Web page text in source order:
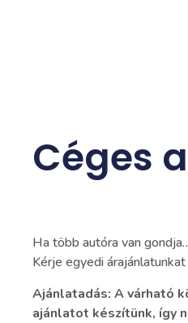
Céges
Ha több autóra van
Kérje egyedi
Ajánlatadás: A várható
ajánlatot készítünk, így